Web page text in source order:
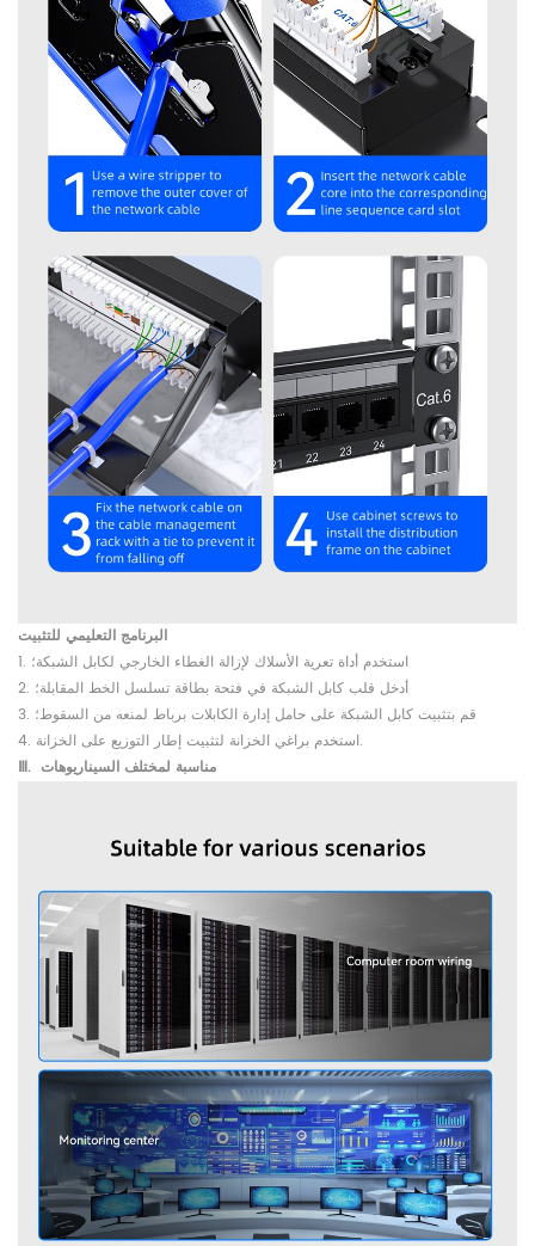
البرنامج التعليمي للتثبيت
1. استخدم أداة تعرية الأسلاك لإزالة الغطاء الخارجي لكابل الشبكة؛
2. أدخل قلب كابل الشبكة في فتحة بطاقة تسلسل الخط المقابلة؛
3. قم بتثبيت كابل الشبكة على حامل إدارة الكابلات برباط لمنعه من السقوط؛
4. استخدم براغي الخزانة لتثبيت إطار التوزيع على الخزانة.
Ⅲ. مناسبة لمختلف السيناريوهات